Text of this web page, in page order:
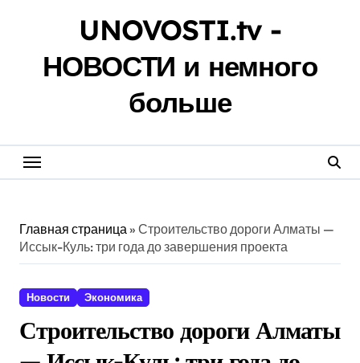
UNOVOSTI.tv -
НОВОСТИ и немного
больше
Главная страница» Строительство дороги Алматы —
Иссык-Куль: три года до завершения проекта
Новости Экономика
Строительство дороги Алматы